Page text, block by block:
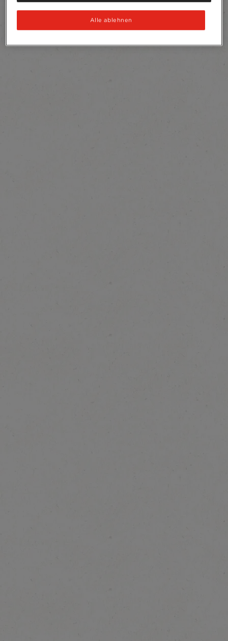
Alle ablehnen